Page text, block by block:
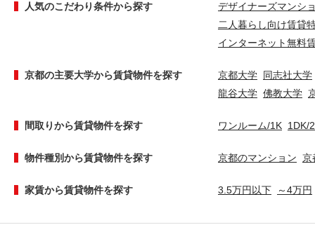
人気のこだわり条件から探す
デザイナーズマンシ
二人暮らし向け賃貸
インターネット無料
京都の主要大学から賃貸物件を探す 京都大学 同志社大学
龍谷大学 佛教大学
間取りから賃貸物件を探す ワンルーム/1K 1DK/
物件種別から賃貸物件を探す 京都のマンション 京
家賃から賃貸物件を探す 3.5万円以下 ～4万円